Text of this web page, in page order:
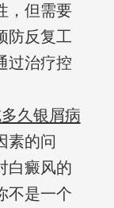
，但需要
防反复工
过治疗控
久银屑病
素的问
白癜风的
不是一个